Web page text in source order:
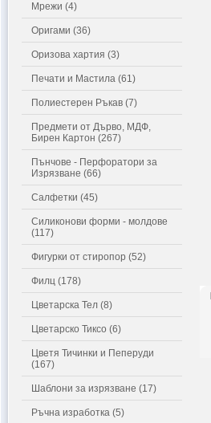
Мрежи (4)
Оригами (36)
Оризова хартия (3)
Печати и Мастила (61)
Полиестерен Ръкав (7)
Предмети от Дърво, МДФ,
Бирен Картон (267)
Пънчове - Перфоратори за
Изрязване (66)
Салфетки (45)
Силиконови форми - молдове
(117)
Фигурки от стиропор (52)
Филц (178)
Цветарска Тел (8)
Цветарско Тиксо (6)
Цветя Тичинки и Пеперуди
(167)
Шаблони за изрязване (17)
Ръчна изработка (5)